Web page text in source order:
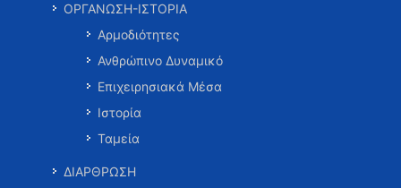
ΟΡΓΑΝΩΣΗ-ΙΣΤΟΡΙΑ
Αρμοδιότητες
Ανθρώπινο Δυναμικό
Επιχειρησιακά Μέσα
Ιστορία
Ταμεία
ΔΙΑΡΘΡΩΣΗ